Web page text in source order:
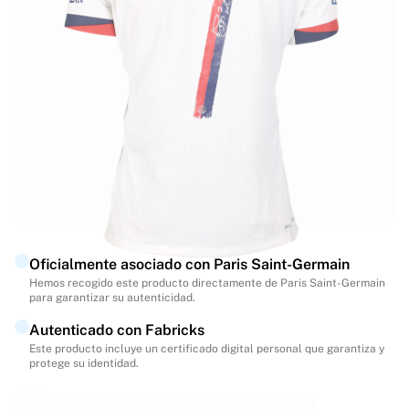
Destacados
Subastas del Campeonato del Mundo
Ver todos los equipos
Ligas principales
Campeonatos del Mundo 2026
Premier League
La Liga
Serie A
Oficialmente asociado con Paris Saint-Germain
Hemos recogido este producto directamente de Paris Saint-Germain
para garantizar su autenticidad.
Autenticado con Fabricks
Este producto incluye un certificado digital personal que garantiza y
protege su identidad.